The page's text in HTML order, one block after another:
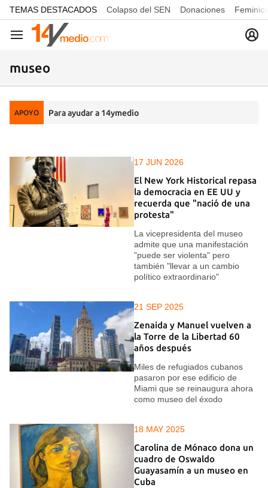
common.go-to-content
TEMAS DESTACADOS Colapso del SEN Donaciones
Navegación
museo
APOYO Para ayudar a 14ymedio
17 JUN 2026
El New York Historical repasa
la democracia en EE UU y
recuerda que "nació de una
protesta"
La vicepresidenta del museo
admite que una manifestación
"puede ser violenta" pero
también "llevar a un cambio
político extraordinario"
21 SEP 2025
Zenaida y Manuel vuelven a
la Torre de la Libertad 60
años después
Miles de refugiados cubanos
pasaron por ese edificio de
Miami que se reinaugura ahora
como museo del éxodo
18 MAY 2025
Carolina de Mónaco dona un
cuadro de Oswaldo
Guayasamín a un museo en
Cuba